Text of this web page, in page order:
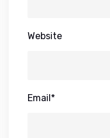
Website
Email*